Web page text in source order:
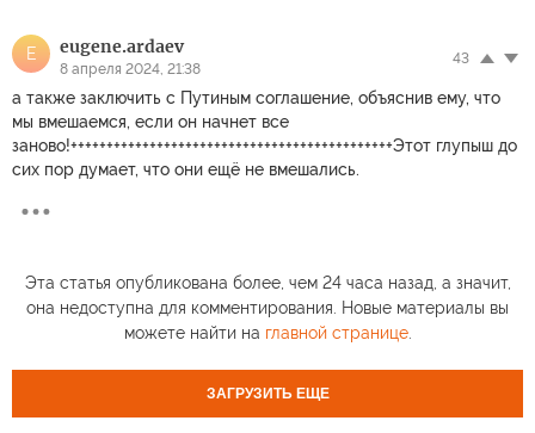
E eugene.ardaev
8 апреля 2024, 21:38
43
а также заключить с Путиным соглашение, объяснив ему, что
мы вмешаемся, если он начнет все
заново!+++++++++++++++++++++++++++++++++++++++++++++Этот глупыш до
сих пор думает, что они ещё не вмешались.
Эта статья опубликована более, чем 24 часа назад, а значит,
она недоступна для комментирования. Новые материалы вы
можете найти на главной странице.
ЗАГРУЗИТЬ ЕЩЕ